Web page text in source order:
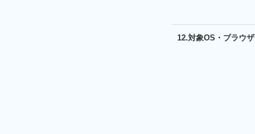
12.対象OS・ブラウザ